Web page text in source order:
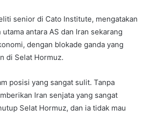
senior di Cato Institute, mengatakan
antara AS dan Iran sekarang
dengan blokade ganda yang
di Selat Hormuz.
posisi yang sangat sulit. Tanpa
Iran senjata yang sangat
Selat Hormuz, dan ia tidak mau